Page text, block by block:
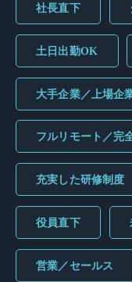
社長直下
土日出勤OK
大手企業／上場企
フルリモート／完
充実した研修制度
役員直下
営業／セールス